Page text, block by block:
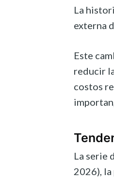
La
externa
Este
reducir
costos
La serie
2026),